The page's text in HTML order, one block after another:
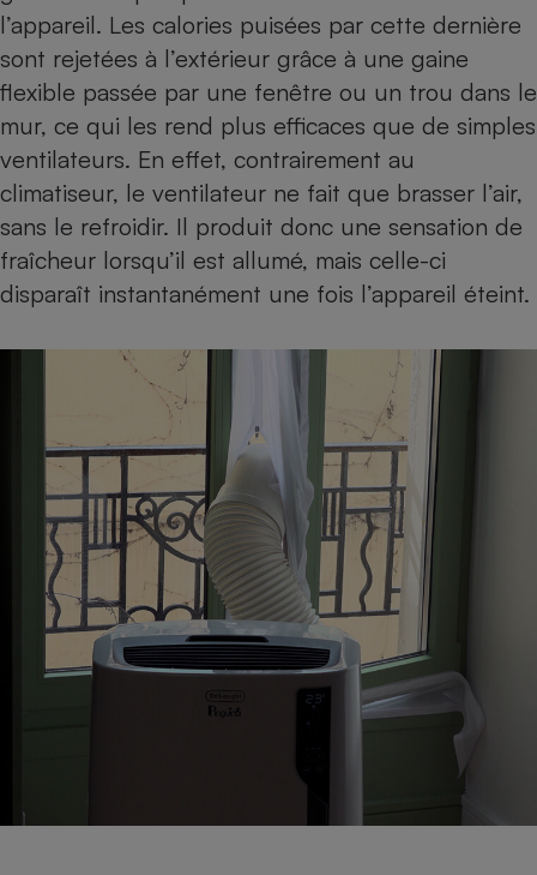
l’appareil. Les calories puisées par cette dernière
sont rejetées à l’extérieur grâce à une gaine
flexible passée par une fenêtre ou un trou dans le
mur, ce qui les rend plus efficaces que de simples
ventilateurs. En effet, contrairement au
climatiseur, le ventilateur ne fait que brasser l’air,
sans le refroidir. Il produit donc une sensation de
fraîcheur lorsqu’il est allumé, mais celle-ci
disparaît instantanément une fois l’appareil éteint.